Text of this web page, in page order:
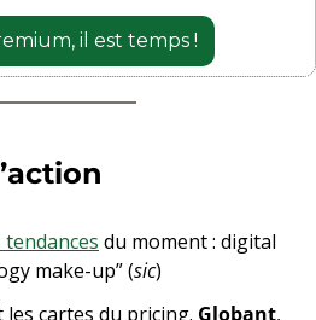
il est temps !
tendances du moment : digital
make-up” (sic)
les cartes du pricing. Globant,